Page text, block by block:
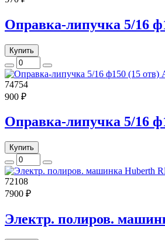
Оправка-липучка 5/16
Купить
74754
900 ₽
Оправка-липучка 5/16
Купить
72108
7900 ₽
Электр. полиров.